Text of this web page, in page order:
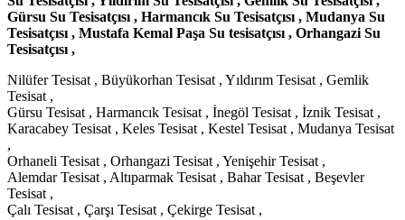
Gürsu Su Tesisatçısı , Harmancık Su Tesisatçısı , Mudanya Su
Tesisatçısı , Mustafa Kemal Paşa Su tesisatçısı , Orhangazi Su
Tesisatçısı ,
Nilüfer Tesisat , Büyükorhan Tesisat , Yıldırım Tesisat , Gemlik
Tesisat ,
Gürsu Tesisat , Harmancık Tesisat , İnegöl Tesisat , İznik Tesisat ,
Karacabey Tesisat , Keles Tesisat , Kestel Tesisat , Mudanya Tesisat
,
Orhaneli Tesisat , Orhangazi Tesisat , Yenişehir Tesisat ,
Alemdar Tesisat , Altıparmak Tesisat , Bahar Tesisat , Beşevler
Tesisat ,
Çalı Tesisat , Çarşı Tesisat , Çekirge Tesisat ,